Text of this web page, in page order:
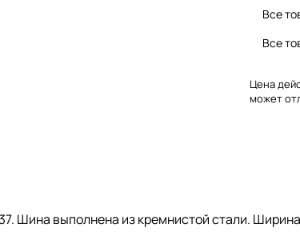
Все
Все
Цена
может
Шина выполнена из кремнистой стали. Ширина